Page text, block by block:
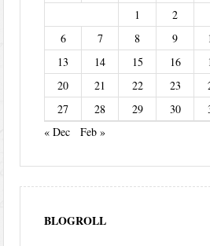
1 2
6
7 8 9
13
14 15 16
20
21 22 23
27
28 29 30
« Dec
Feb »
BLOGROLL